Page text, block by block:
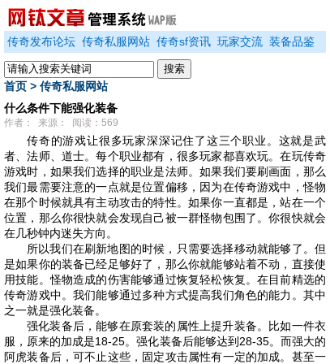
传奇发布论坛 传奇私服网站 传奇sf资讯 玩家交流 装备品鉴
首页 > 传奇私服网站
什么条件下能强化装备
作者： 来源： 阅读：569
传奇的游戏让很多玩家深深记住了这三个职业。这就是武
者、法师、道士。每个职业都有，很多玩家都喜欢玩。在玩传奇
游戏时，如果我们选择的职业是法师。如果我们要刷画面，那么
我们最需要注意的一点就是位置偏移，因为在传奇游戏中，怪物
在那个时候就具有主动攻击的特性。如果你一直都是，站在一个
位置，那么你很快就会发现自己被一群怪物包围了。你很快就会
在几秒钟内迷失方向。
所以我们在刷新地图的时候，只需要选择移动就能够了。但
是如果你的装备已经足够好了，那么你就能够站着不动，直接使
用技能。怪物造成的伤害能够通过恢复轻松恢复。在目前精选的
传奇游戏中。我们能够通过多种方式提高我们角色的能力。其中
之一就是强化装备。
强化装备后，能够在原套装的属性上提升装备。比如一件衣
服，原来的加成是18-25。强化装备后能够达到28-35。而强大的
阿虎装备后，可不止这些，固定攻击属性有一定的加成。甚至一